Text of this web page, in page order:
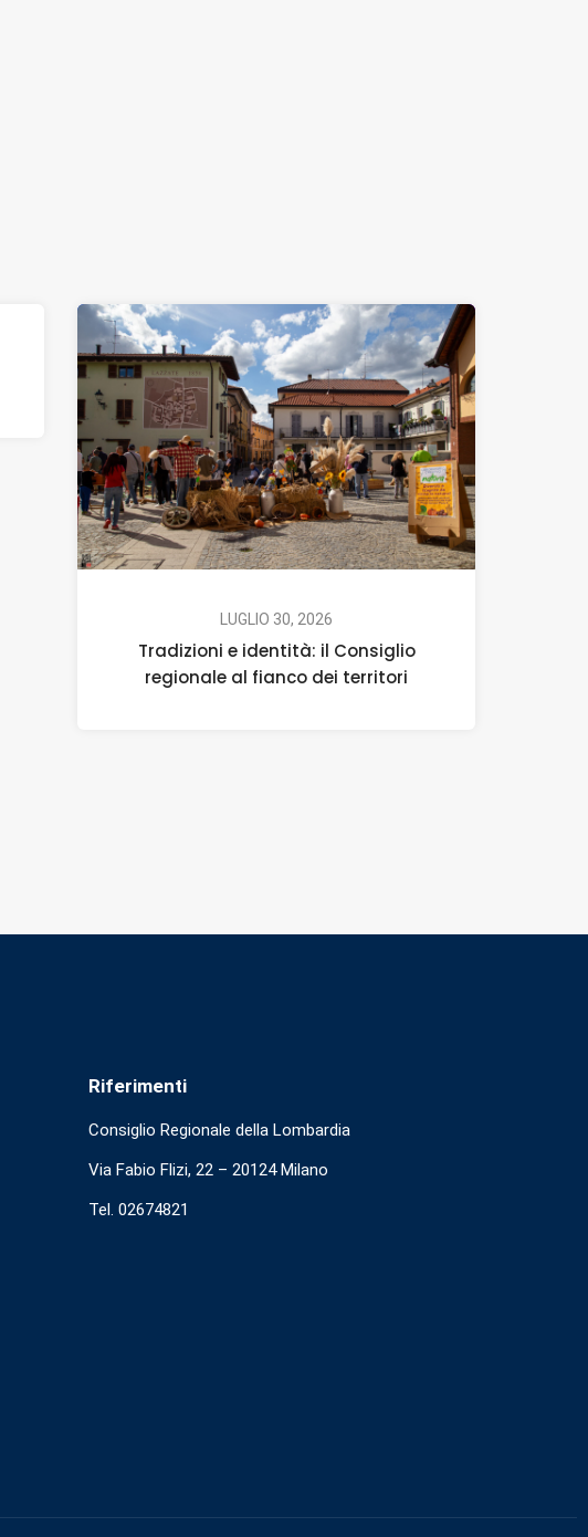
LUGLIO 30, 2026
Tradizioni e identità: il Consiglio
regionale al fianco dei territori
Riferimenti
Consiglio Regionale della Lombardia
Via Fabio Flizi, 22 – 20124 Milano
Tel. 02674821